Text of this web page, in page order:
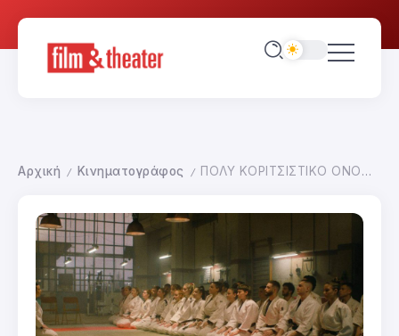
Αρχική / Κινηματογράφος / ΠΟΛΥ ΚΟΡΙΤΣΙΣΤΙΚΟ ΟΝΟΜΑ ΤΟ ΠΑΤΤΥ